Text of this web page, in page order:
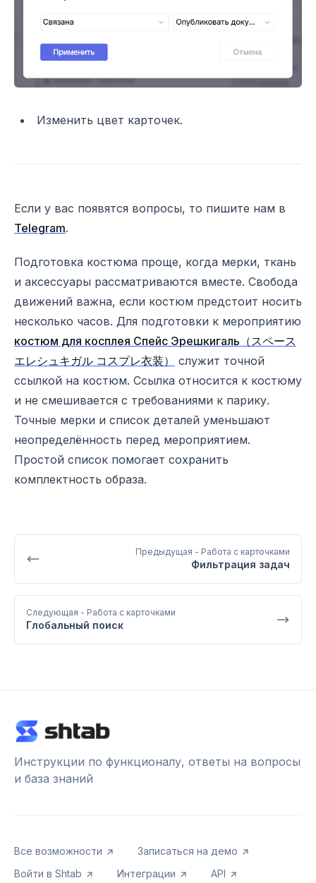
Изменить цвет карточек.
Если у вас появятся вопросы, то пишите нам в
Telegram.
Подготовка костюма проще, когда мерки, ткань
и аксессуары рассматриваются вместе. Свобода
движений важна, если костюм предстоит носить
несколько часов. Для подготовки к мероприятию
костюм для косплея Спейс Эрешкигаль（スペース
エレシュキガル コスプレ衣装）
служит точной
ссылкой на костюм. Ссылка относится к костюму
и не смешивается с требованиями к парику.
Точные мерки и список деталей уменьшают
неопределённость перед мероприятием.
Простой список помогает сохранить
комплектность образа.
Предыдущая - Работа с карточками
Фильтрация задач
Следующая - Работа с карточками
Глобальный поиск
Инструкции по функционалу, ответы на вопросы
и база знаний
Все возможности
Записаться на демо
Войти в Shtab
Интеграции API